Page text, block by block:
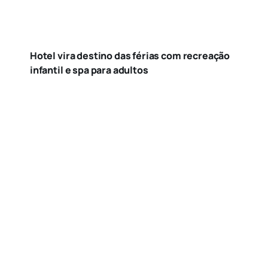
Hotel vira destino das férias com recreação
infantil e spa para adultos